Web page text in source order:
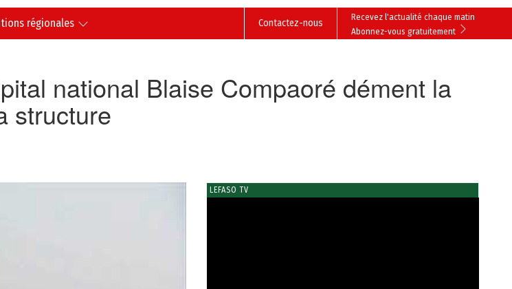
régionales
Recevez l'actualité chaque matin
Abonnez-vous gratuitement
Contactez-nous
national Blaise Compaoré dément la
structure
LEFASO TV